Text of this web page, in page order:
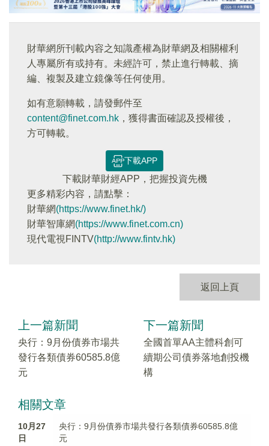
財華網所刊載內容之知識產權為財華網及相關權利
人專屬所有或持有。未經許可，禁止進行轉載、摘
編、複製及建立鏡像等任何使用。
如有意願轉載，請發郵件至
content@finet.com.hk ，獲得書面確認及授權後，
方可轉載。
下載APP
下載財華財經APP，把握投資先機
更多精彩内容，請點擊：
財華網(https://www.finet.hk/)
財華智庫網(https://www.finet.com.cn)
現代電視FINTV(http://www.fintv.hk)
返回上頁
上一篇新聞
央行：9月份債券市場共
發行各類債券60585.8億
元
下一篇新聞
全國首單AA主體科創可
續期公司債券落地創投機
構
相關文章
10月27
日
央行：9月份債券市場共發行各類債券60585.8億
元